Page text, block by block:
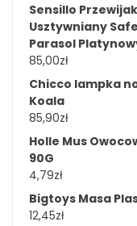
Sensillo
Usztywniany
Parasol
85,00zł
Chicco lampka
Koala
85,90zł
Holle Mus
90G
4,79zł
Bigtoys Masa
12,45zł